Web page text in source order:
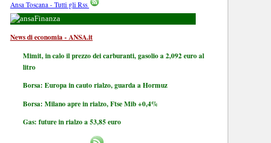
Ansa Toscana - Tutti gli Rss
Finanza
News di economia - ANSA.it
Mimit, in calo il prezzo dei carburanti, gasolio a 2,092 euro al
litro
Borsa: Europa in cauto rialzo, guarda a Hormuz
Borsa: Milano apre in rialzo, Ftse Mib +0,4%
Gas: future in rialzo a 53,85 euro